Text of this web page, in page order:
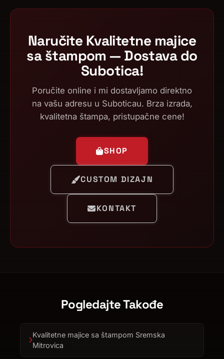
Naručite Kvalitetne majice
sa štampom — Dostava do
Subotica!
Poručite online i mi dostavljamo direktno
na vašu adresu u Suboticau. Brza izrada,
kvalitetna štampa, pristupačne cene!
SHOP
CUSTOM DIZAJN
KONTAKT
Pogledajte Takođe
Kvalitetne majice sa štampom Sremska
Mitrovica